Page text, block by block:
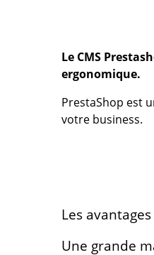
Le CMS
ergonomique.
PrestaShop est
votre business.
Les
Une grande